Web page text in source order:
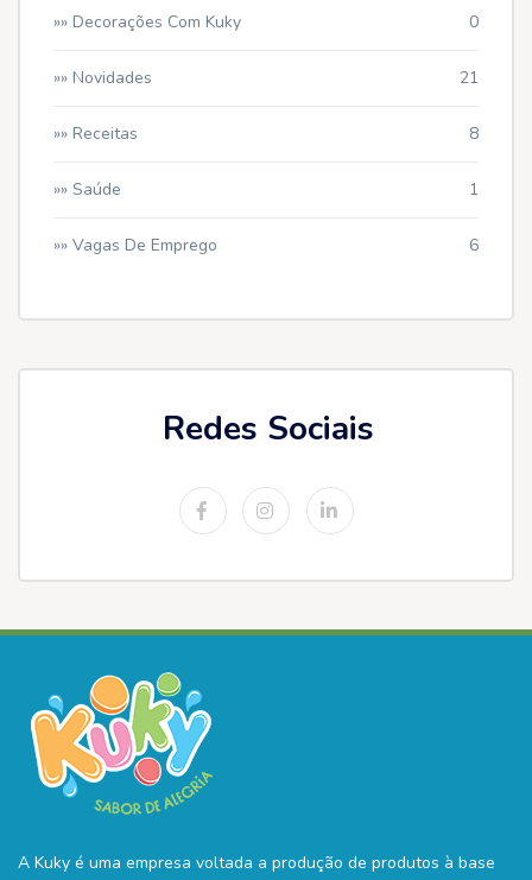
»» Decorações Com Kuky 0
»» Novidades 21
»» Receitas 8
»» Saúde 1
»» Vagas De Emprego 6
Redes Sociais
A Kuky é uma empresa voltada a produção de produtos à base